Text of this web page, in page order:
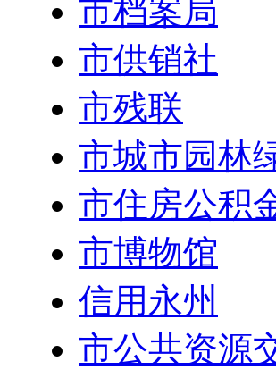
市档案局
市供销社
市残联
市城市园林
市住房公积
市博物馆
信用永州
市公共资源